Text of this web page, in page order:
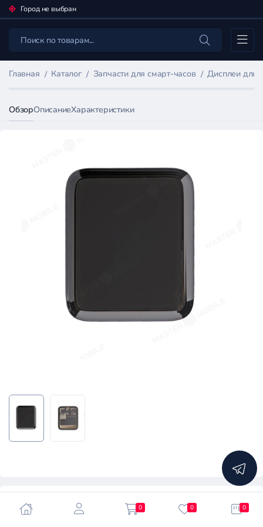
Город не выбран
Каталог
Главная Каталог Запчасти для смарт-часов Дисплеи для
ОбзорОписаниеХарактеристики
5.0
0 0 0